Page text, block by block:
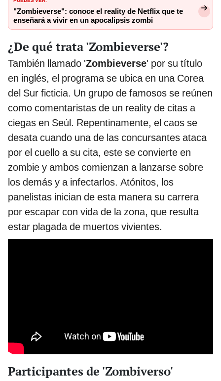
"Zombieverse": conoce el reality de Netflix que te
enseñará a vivir en un apocalipsis zombi
¿De qué trata 'Zombieverse'?
También llamado 'Zombieverse' por su título
en inglés, el programa se ubica en una Corea
del Sur ficticia. Un grupo de famosos se reúnen
como comentaristas de un reality de citas a
ciegas en Seúl. Repentinamente, el caos se
desata cuando una de las concursantes ataca
por el cuello a su cita, este se convierte en
zombie y ambos comienzan a lanzarse sobre
los demás y a infectarlos. Atónitos, los
panelistas inician de esta manera su carrera
por escapar con vida de la zona, que resulta
estar plagada de muertos vivientes.
Participantes de 'Zombiverso'